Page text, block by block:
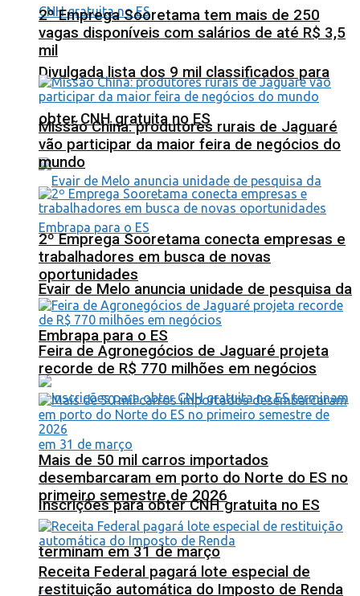
Divulgada lista dos 9 mil classificados para
obter CNH gratuita no ES
Evair de Melo anuncia unidade de pesquisa da
Embrapa para o ES
Inscrições para obter CNH gratuita no ES
terminam em 31 de março
2º Emprega Sooretama tem mais de 250
vagas disponíveis com salários de até R$ 3,5
mil
Missão China: produtores rurais de Jaguaré
vão participar da maior feira de negócios do
mundo
2º Emprega Sooretama conecta empresas e
trabalhadores em busca de novas
oportunidades
Feira de Agronegócios de Jaguaré projeta
recorde de R$ 770 milhões em negócios
Mais de 50 mil carros importados
desembarcaram em porto do Norte do ES no
primeiro semestre de 2026
Receita Federal pagará lote especial de
restituição automática do Imposto de Renda